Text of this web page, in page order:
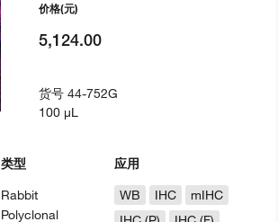
类型
Rabbit
Polyclonal
应用
WB
IHC
mIHC
价格(元)
5,124.00
货号44-752G
100 µL